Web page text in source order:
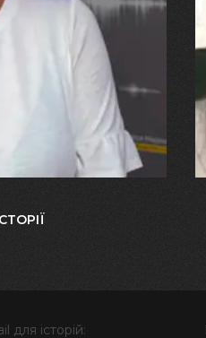
ми не
я бачу
у
для історій: